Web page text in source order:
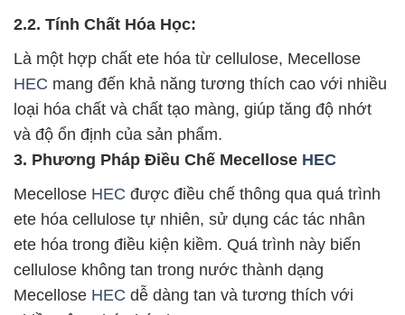
2.2. Tính Chất Hóa Học:
Là một hợp chất ete hóa từ cellulose, Mecellose
HEC mang đến khả năng tương thích cao với nhiều
loại hóa chất và chất tạo màng, giúp tăng độ nhớt
và độ ổn định của sản phẩm.
3. Phương Pháp Điều Chế Mecellose HEC
Mecellose HEC được điều chế thông qua quá trình
ete hóa cellulose tự nhiên, sử dụng các tác nhân
ete hóa trong điều kiện kiềm. Quá trình này biến
cellulose không tan trong nước thành dạng
Mecellose HEC dễ dàng tan và tương thích với